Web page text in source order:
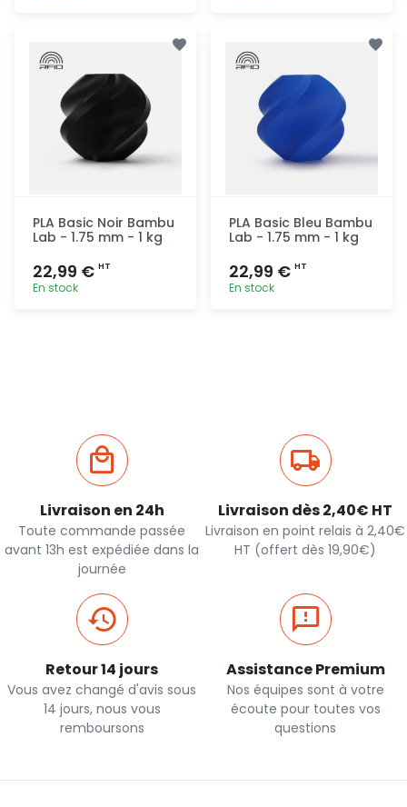
PLA Basic Noir Bambu
Lab - 1.75 mm - 1 kg
22,99 € HT
En stock
PLA Basic Bleu Bambu
Lab - 1.75 mm - 1 kg
22,99 € HT
En stock
Livraison en 24h
Toute commande passée
avant 13h est expédiée dans la
journée
Livraison dès 2,40€ HT
Livraison en point relais à 2,40€
HT (offert dès 19,90€)
Retour 14 jours
Vous avez changé d'avis sous
14 jours, nous vous
remboursons
Assistance Premium
Nos équipes sont à votre
écoute pour toutes vos
questions